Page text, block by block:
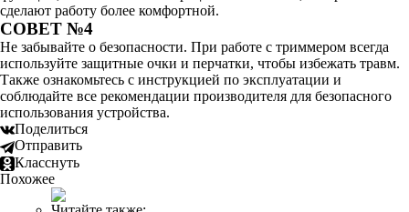
сделают работу более комфортной.
СОВЕТ №4
Не забывайте о безопасности. При работе с триммером всегда
используйте защитные очки и перчатки, чтобы избежать травм.
Также ознакомьтесь с инструкцией по эксплуатации и
соблюдайте все рекомендации производителя для безопасного
использования устройства.
Поделиться
Отправить
Класснуть
Похожее